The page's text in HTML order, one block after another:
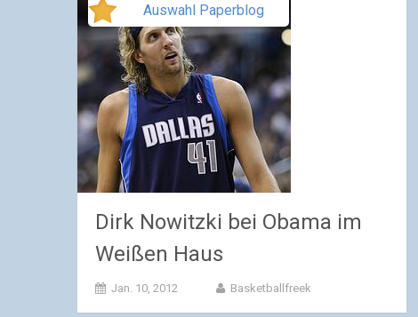
Auswahl Paperblog
Dirk Nowitzki bei Obama im
Weißen Haus
Jan. 10, 2012 Basketballfreek